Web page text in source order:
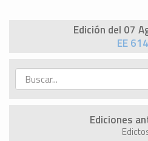
Edición del 07
EE
Ediciones